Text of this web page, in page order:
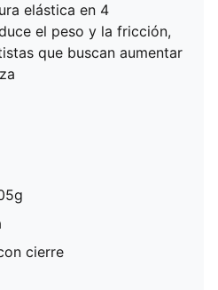
elástica en 4
el peso y la fricción,
que buscan aumentar
cierre